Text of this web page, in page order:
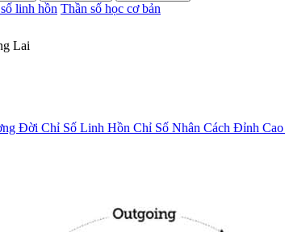
linh hồn Thần số học cơ bản
Lai
Đời Chỉ Số Linh Hồn Chỉ Số Nhân Cách Đỉnh